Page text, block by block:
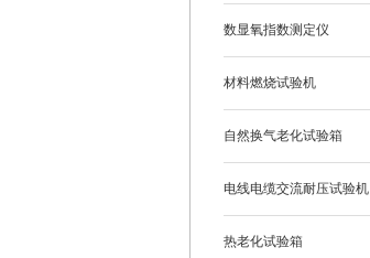
数显氧指数测定仪
材料燃烧试验机
自然换气老化试验箱
电线电缆交流耐压试验机
热老化试验箱